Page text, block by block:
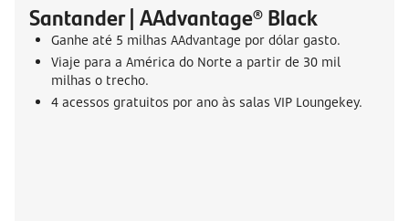
Santander | AAdvantage® Black
Ganhe até 5 milhas AAdvantage por dólar gasto.
Viaje para a América do Norte a partir de 30 mil
milhas o trecho.
4 acessos gratuitos por ano às salas VIP Loungekey.